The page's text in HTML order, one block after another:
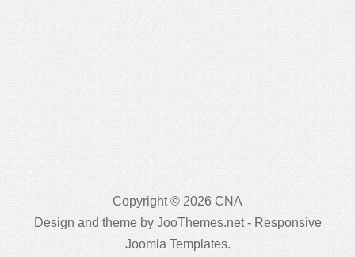
Copyright © 2026 CNA
Design and theme by JooThemes.net - Responsive
Joomla Templates.